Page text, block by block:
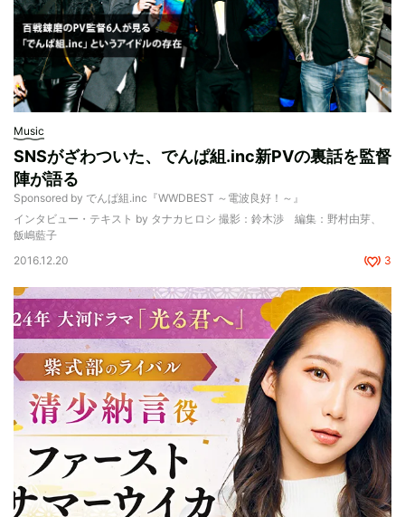
Music
SNSがざわついた、でんぱ組.inc新PVの裏話を監督
陣が語る
Sponsored by でんぱ組.inc『WWDBEST ～電波良好！～』
インタビュー・テキスト by タナカヒロシ 撮影：鈴木渉 編集：野村由芽、
飯嶋藍子
2016.12.20
3